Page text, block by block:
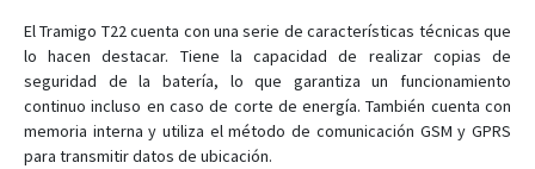
El Tramigo T22 cuenta con una serie de características técnicas que
lo hacen destacar. Tiene la capacidad de realizar copias de
seguridad de la batería, lo que garantiza un funcionamiento
continuo incluso en caso de corte de energía. También cuenta con
memoria interna y utiliza el método de comunicación GSM y GPRS
para transmitir datos de ubicación.